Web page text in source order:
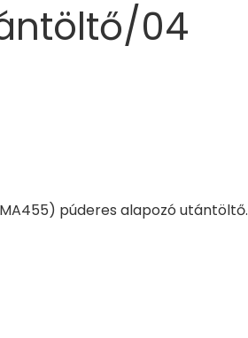
04
púderes alapozó utántöltő.